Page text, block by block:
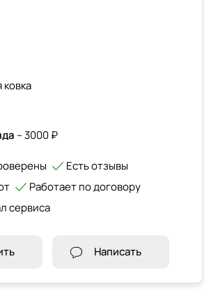
– 3000 ₽
Есть отзывы
Работает по договору
сервиса
Написать